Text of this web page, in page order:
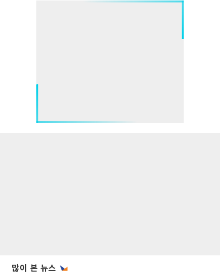
많이 본 뉴스